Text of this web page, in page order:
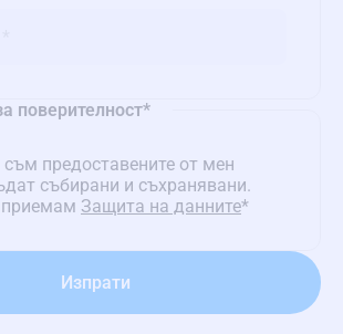
поверителност*
съм предоставените от мен
събирани и съхранявани.
приемам Защита на данните*